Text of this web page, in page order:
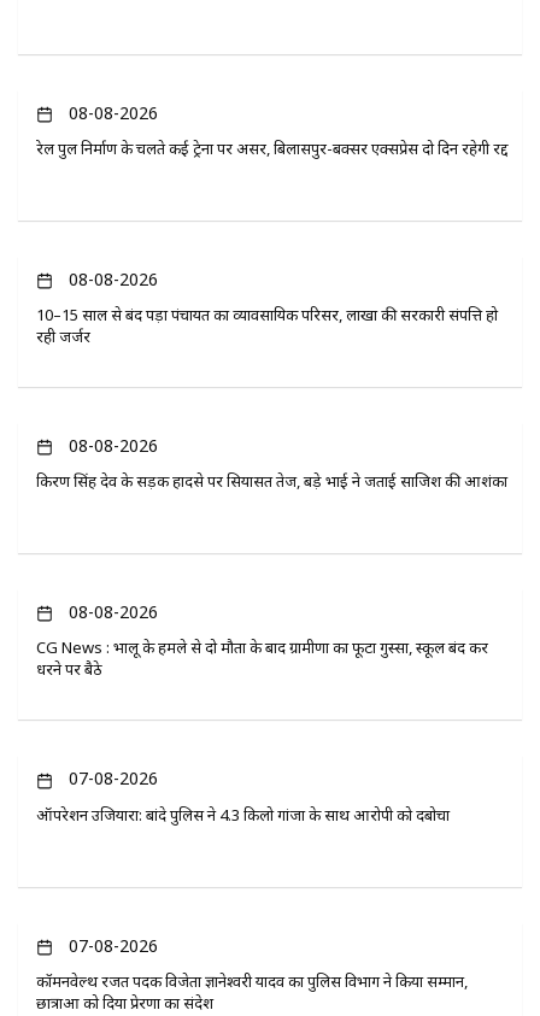
08-08-2026
रेल पुल निर्माण के चलते कई ट्रेनों पर असर, बिलासपुर-बक्सर एक्सप्रेस दो दिन रहेगी रद्द
08-08-2026
10–15 साल से बंद पड़ा पंचायत का व्यावसायिक परिसर, लाखों की सरकारी संपत्ति हो
रही जर्जर
08-08-2026
किरण सिंह देव के सड़क हादसे पर सियासत तेज, बड़े भाई ने जताई साजिश की आशंका
08-08-2026
CG News : भालू के हमले से दो मौतों के बाद ग्रामीणों का फूटा गुस्सा, स्कूल बंद कर
धरने पर बैठे
07-08-2026
ऑपरेशन उजियारा: बांदे पुलिस ने 4.3 किलो गांजा के साथ आरोपी को दबोचा
07-08-2026
कॉमनवेल्थ रजत पदक विजेता ज्ञानेश्वरी यादव का पुलिस विभाग ने किया सम्मान,
छात्राओं को दिया प्रेरणा का संदेश